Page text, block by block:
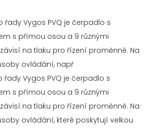
řady Vygos PVQ je čerpadlo s
s přímou osou a 9 různými
na tlaku pro řízení proměnné. Na
ovládání, např
řady Vygos PVQ je čerpadlo s
s přímou osou a 9 různými
na tlaku pro řízení proměnné. Na
ovládání, které poskytují velkou